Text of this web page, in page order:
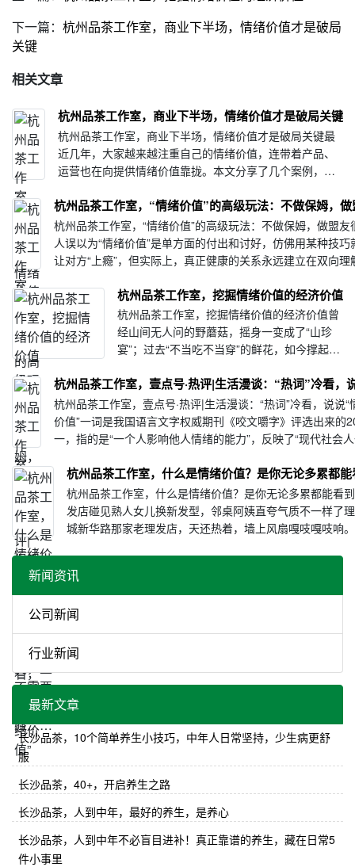
下一篇： 杭州品茶工作室，商业下半场，情绪价值才是破局
关键
相关文章
杭州品茶工作室，商业下半场，情绪价值才是破局关键
杭州品茶工作室，商业下半场，情绪价值才是破局关键最
近几年，大家越来越注重自己的情绪价值，连带着产品、
运营也在向提供情绪价值靠拢。本文分享了几个案例，一
据：2024 年泡泡玛特 DIMOO“和云宝宝守护情···
杭州品茶工作室，“情绪价值”的高级玩法：不做保姆，
杭州品茶工作室，“情绪价值”的高级玩法：不做保姆，做盟友
人误以为“情绪价值”是单方面的付出和讨好，仿佛用某种技巧
让对方“上瘾”，但实际上，真正健康的关系永远建立在双向理
现···
杭州品茶工作室，挖掘情绪价值的经济价值
杭州品茶工作室，挖掘情绪价值的经济价值曾
经山间无人问的野蘑菇，摇身一变成了“山珍
宴”；过去“不当吃不当穿”的鲜花，如今撑起百
座城，要问云南文旅的成功密码，一定少不了
“情绪价值”。什么是情绪价值？简而言···
杭州品茶工作室，壹点号·热评|生活漫谈：“热词”冷看，
杭州品茶工作室，壹点号·热评|生活漫谈：“热词”冷看，说说“
价值”一词是我国语言文字权威期刊《咬文嚼字》评选出来的
一，指的是“一个人影响他人情绪的能力”，反映了“现代社会
杭州品茶工作室，什么是情绪价值？是你无论多累都
杭州品茶工作室，什么是情绪价值？是你无论多累都能
发店碰见熟人女儿换新发型，邻桌阿姨直夸气质不一样了
城新华路那家老理发店，天还热着，墙上风扇嘎吱嘎吱响
新闻资讯
公司新闻
行业新闻
最新文章
长沙品茶，10个简单养生小技巧，中年人日常坚持，少生病更舒
服
长沙品茶，40+，开启养生之路
长沙品茶，人到中年，最好的养生，是养心
长沙品茶，人到中年不必盲目进补！真正靠谱的养生，藏在日常5
件小事里